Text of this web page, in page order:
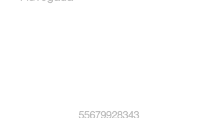
55679928343